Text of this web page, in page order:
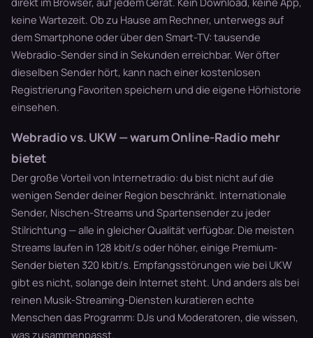
keine Wartezeit. Ob zu Hause am Rechner, unterwegs auf
dem Smartphone oder über den Smart-TV: tausende
Webradio-Sender sind in Sekunden erreichbar. Wer öfter
dieselben Sender hört, kann nach einer kostenlosen
Registrierung Favoriten speichern und die eigene Hörhistorie
einsehen.
Webradio vs. UKW — warum Online-Radio mehr
bietet
Der große Vorteil von Internetradio: du bist nicht auf die
wenigen Sender deiner Region beschränkt. Internationale
Sender, Nischen-Streams und Spartensender zu jeder
Stilrichtung — alle in gleicher Qualität verfügbar. Die meisten
Streams laufen in 128 kbit/s oder höher, einige Premium-
Sender bieten 320 kbit/s. Empfangsstörungen wie bei UKW
gibt es nicht, solange dein Internet steht. Und anders als bei
reinen Musik-Streaming-Diensten kuratieren echte
Menschen das Programm: DJs und Moderatoren, die wissen,
was zusammenpasst.